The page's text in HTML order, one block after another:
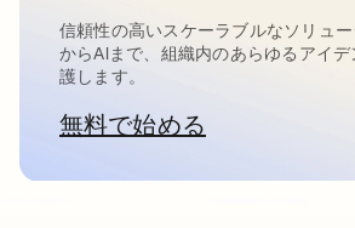
信頼性の高いスケーラブルなソリュ
からAIまで、組織内のあらゆるアイ
護します。
無料で始める新しいタブで開く